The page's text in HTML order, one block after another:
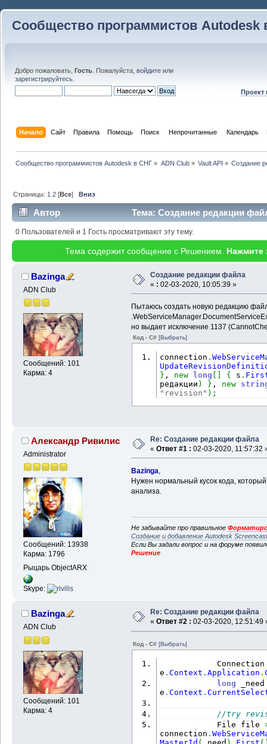
Сообщество программистов Autodesk
Добро пожаловать, Гость . Пожалуйста, войдите или
зарегистрируйтесь
Проект
Начало Сайт Правила Помощь Поиск Непрочитанные Календарь
Сообщество программистов Autodesk в СНГ » ADN Club» Vault API » Создание
Страницы: 1 2 [Все]Вниз
Автор Тема: Создание редакции
0 Пользователей и 1 Гость просматривают эту тему.
Тема содержит сообщение с Решением. Нажмите
Bazinga
ADN Club
Сообщений: 101
Карма: 4
Создание редакции файла
« : 02-03-2020, 10:05:39 »
Пытаюсь создать новую редакцию
но выдает исключение 1137
Код - C# [Выбрать]
connection .
} , new long [ ] { s .
редакции ) } , new
"revision" ) ;
Александр Ривилис
Administrator
Сообщений: 13938
Карма: 1796
Рыцарь ObjectARX
Skype:
Re: Создание редакции файла
« Ответ #1 : 02-03-2020, 11:57:32
Bazinga,
Нужен нормальный кусок кода,
анализа.
Не забывайте про правильное
Создание и добавление Autodesk
Если Вы задали вопрос и на форуме
Решение
Bazinga
ADN Club
Сообщений: 101
Карма: 4
Re: Создание редакции файла
« Ответ #2 : 02-03-2020, 12:51:49
Код - C# [Выбрать]
Connection
e .Context .Application .
long
e .Context .
//try
File file
connection .